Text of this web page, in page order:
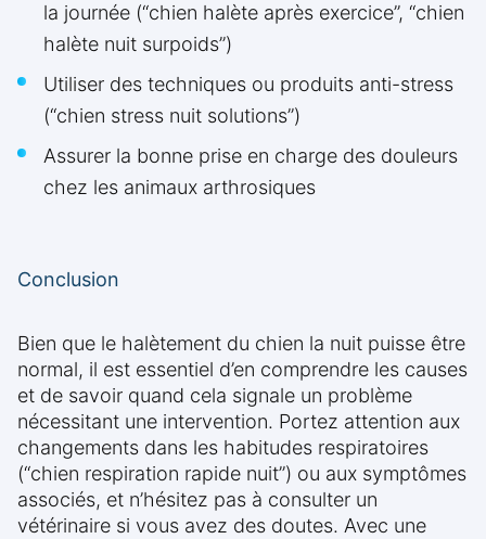
la journée (“chien halète après exercice”, “chien
halète nuit surpoids”)
Utiliser des techniques ou produits anti-stress
(“chien stress nuit solutions”)
Assurer la bonne prise en charge des douleurs
chez les animaux arthrosiques
Conclusion
Bien que le halètement du chien la nuit puisse être
normal, il est essentiel d’en comprendre les causes
et de savoir quand cela signale un problème
nécessitant une intervention. Portez attention aux
changements dans les habitudes respiratoires
(“chien respiration rapide nuit”) ou aux symptômes
associés, et n’hésitez pas à consulter un
vétérinaire si vous avez des doutes. Avec une